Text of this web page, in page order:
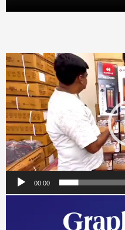
Video
Player
00:00